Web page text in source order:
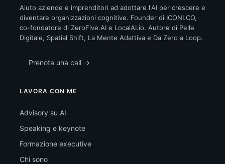
Aiuto aziende e imprenditori ad adottare l'AI per crescere e
diventare organizzazioni cognitive. Founder di ICONI.CO,
co-fondatore di ZeroFive.AI e LocalAI.io. Autore di Pelle
Digitale, Spatial Shift, La Mente Adattiva e Da Zero a Loop.
Prenota una call →
LAVORA CON ME
Advisory su AI
Speaking e keynote
Formazione executive
Chi sono